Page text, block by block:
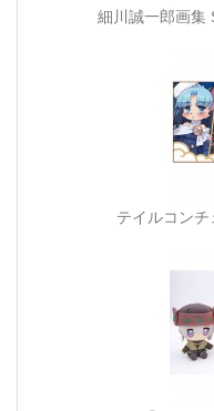
細川誠一郎画
テイルコン